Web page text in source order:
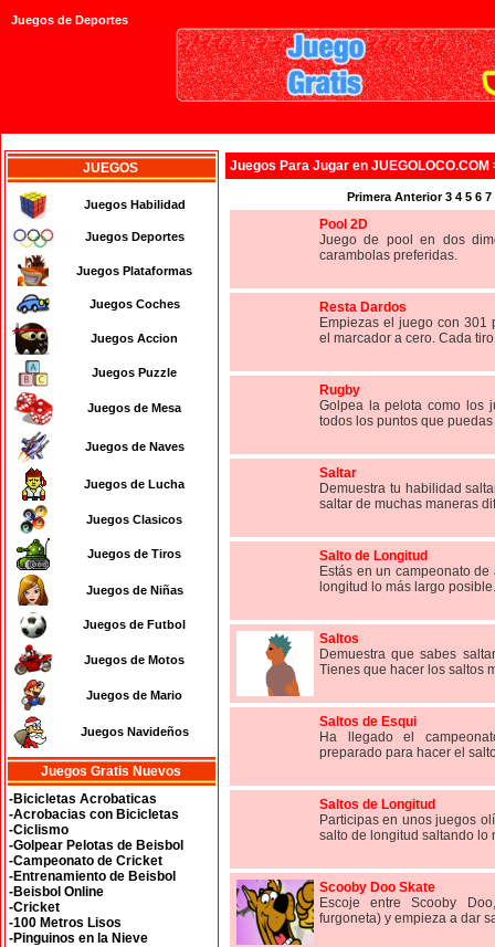
Juegos de Deportes
JUEGOS
Juegos Habilidad
Juegos Deportes
Juegos Plataformas
Juegos Coches
Juegos Accion
Juegos Puzzle
Juegos de Mesa
Juegos de Naves
Juegos de Lucha
Juegos Clasicos
Juegos de Tiros
Juegos de Niñas
Juegos de Futbol
Juegos de Motos
Juegos de Mario
Juegos Navideños
Juegos Gratis Nuevos
-Bicicletas Acrobaticas
-Acrobacias con Bicicletas
-Ciclismo
-Golpear Pelotas de Beisbol
-Campeonato de Cricket
-Entrenamiento de Beisbol
-Beisbol Online
-Cricket
-100 Metros Lisos
-Pinguinos en la Nieve
Juegos Para Jugar en JUEGOLOCO.COM
Primera Anterior 3 4 5 6 7
Pool 2D
Juego de pool en dos
carambolas preferidas.
Resta Dardos
Empiezas el juego con 301
el marcador a cero. Cada
Rugby
Golpea la pelota como los
todos los puntos que
Saltar
Demuestra tu habilidad
saltar de muchas maneras
Salto de Longitud
Estás en un campeonato
longitud lo más largo
Saltos
Demuestra que sabes
Tienes que hacer los saltos
Saltos de Esqui
Ha llegado el
preparado para hacer el
Saltos de Longitud
Participas en unos juegos
salto de longitud saltando lo
Scooby Doo Skate
Escoje entre Scooby
furgoneta) y empieza a dar